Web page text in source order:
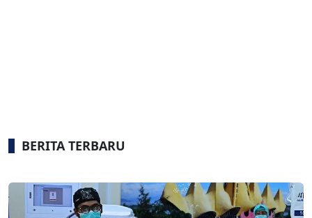
BERITA TERBARU